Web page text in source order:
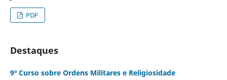
PDF
Destaques
9º Curso sobre Ordens Militares e Religiosidade